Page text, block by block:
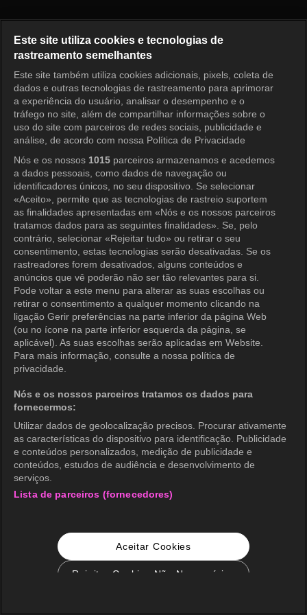
Entrar
Este site utiliza cookies e tecnologias de
rastreamento semelhantes
Este site também utiliza cookies adicionais, pixels, coleta de
dados e outras tecnologias de rastreamento para aprimorar
a experiência do usuário, analisar o desempenho e o
tráfego no site, além de compartilhar informações sobre o
uso do site com parceiros de redes sociais, publicidade e
análise, de acordo com nossa Política de Privacidade
Nós e os nossos 1015 parceiros armazenamos e acedemos
a dados pessoais, como dados de navegação ou
identificadores únicos, no seu dispositivo. Se selecionar
«Aceito», permite que as tecnologias de rastreio suportem
as finalidades apresentadas em «Nós e os nossos parceiros
tratamos dados para as seguintes finalidades». Se, pelo
contrário, selecionar «Rejeitar tudo» ou retirar o seu
consentimento, estas tecnologias serão desativadas. Se os
rastreadores forem desativados, alguns conteúdos e
anúncios que vê poderão não ser tão relevantes para si.
Pode voltar a este menu para alterar as suas escolhas ou
retirar o consentimento a qualquer momento clicando na
ligação Gerir preferências na parte inferior da página Web
(ou no ícone na parte inferior esquerda da página, se
aplicável). As suas escolhas serão aplicadas em Website.
Para mais informação, consulte a nossa política de
privacidade.
Nós e os nossos parceiros tratamos os dados para
fornecermos:
Utilizar dados de geolocalização precisos. Procurar ativamente
as características do dispositivo para identificação. Publicidade
e conteúdos personalizados, medição de publicidade e
conteúdos, estudos de audiência e desenvolvimento de
serviços.
Lista de parceiros (fornecedores)
Aceitar Cookies
Rejeitar Cookies Não Necessários